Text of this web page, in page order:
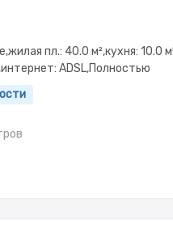
пл.: 40.0 м²,кухня: 10.0
ADSL,Полностью
Рядом
двор